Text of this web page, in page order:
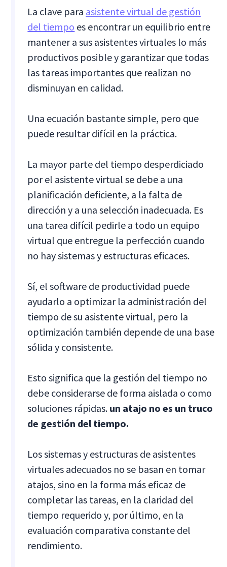
La clave para asistente virtual de gestión
del tiempo es encontrar un equilibrio entre
mantener a sus asistentes virtuales lo más
productivos posible y garantizar que todas
las tareas importantes que realizan no
disminuyan en calidad.
Una ecuación bastante simple, pero que
puede resultar difícil en la práctica.
La mayor parte del tiempo desperdiciado
por el asistente virtual se debe a una
planificación deficiente, a la falta de
dirección y a una selección inadecuada. Es
una tarea difícil pedirle a todo un equipo
virtual que entregue la perfección cuando
no hay sistemas y estructuras eficaces.
Sí, el software de productividad puede
ayudarlo a optimizar la administración del
tiempo de su asistente virtual, pero la
optimización también depende de una base
sólida y consistente.
Esto significa que la gestión del tiempo no
debe considerarse de forma aislada o como
soluciones rápidas. un atajo no es un truco
de gestión del tiempo.
Los sistemas y estructuras de asistentes
virtuales adecuados no se basan en tomar
atajos, sino en la forma más eficaz de
completar las tareas, en la claridad del
tiempo requerido y, por último, en la
evaluación comparativa constante del
rendimiento.